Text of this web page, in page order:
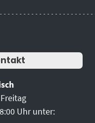
Uhr unter: